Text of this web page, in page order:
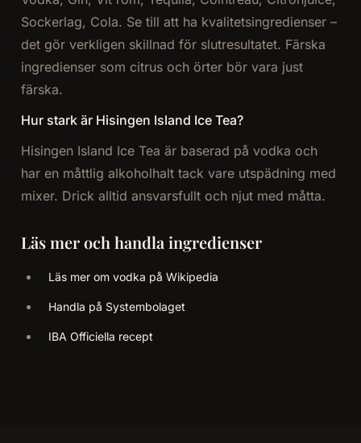
Sockerlag, Cola. Se till att ha kvalitetsingredienser –
det gör verkligen skillnad för slutresultatet. Färska
ingredienser som citrus och örter bör vara just
färska.
Hur stark är Hisingen Island Ice Tea?
Hisingen Island Ice Tea är baserad på vodka och
har en måttlig alkoholhalt tack vare utspädning med
mixer. Drick alltid ansvarsfullt och njut med måtta.
Läs mer och handla ingredienser
Läs mer om vodka på Wikipedia
Handla på Systembolaget
IBA Officiella recept